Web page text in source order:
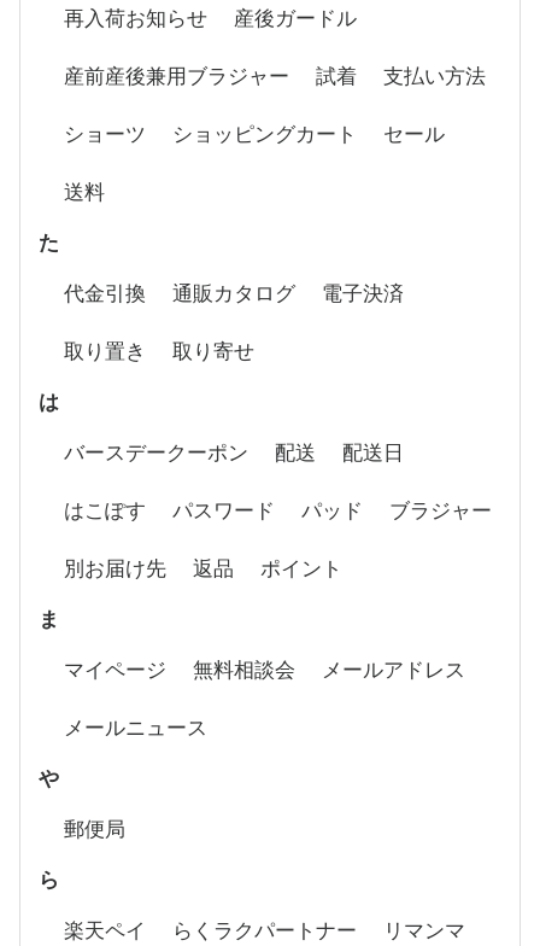
再入荷お知らせ
産後ガードル
産前産後兼用ブラジャー
試着
支払い方法
ショーツ
ショッピングカート
セール
送料
た
代金引換 通販カタログ
電子決済
取り置き
取り寄せ
は
バースデークーポン 配送
配送日
はこぽす
パスワード パッド
ブラジャー
別お届け先
返品 ポイント
ま
マイページ 無料相談会
メールアドレス
メールニュース
や
郵便局
ら
楽天ペイ らくラクパートナー
リマンマ